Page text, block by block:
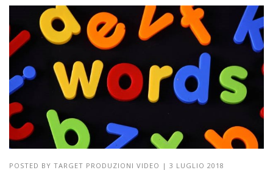
POSTED BY TARGET PRODUZIONI VIDEO | 3 LUGLIO 2018